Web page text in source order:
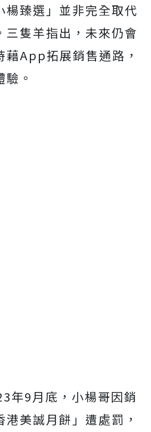
楊臻選」並非完全取代
隻羊指出，未來仍會
App拓展銷售通路，
。
年9月底，小楊哥因銷
美誠月餅」遭處罰，